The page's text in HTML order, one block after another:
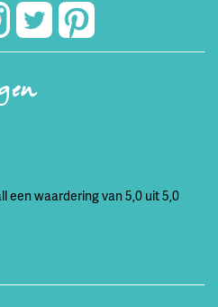
een waardering van 5,0 uit 5,0